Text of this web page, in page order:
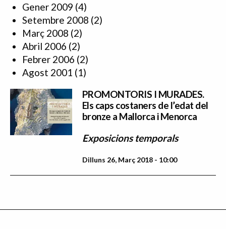
Gener 2009 (4)
Setembre 2008 (2)
Març 2008 (2)
Abril 2006 (2)
Febrer 2006 (2)
Agost 2001 (1)
PROMONTORIS I MURADES.
Els caps costaners de l’edat del
bronze a Mallorca i Menorca
Exposicions temporals
Dilluns 26, Març 2018 - 10:00